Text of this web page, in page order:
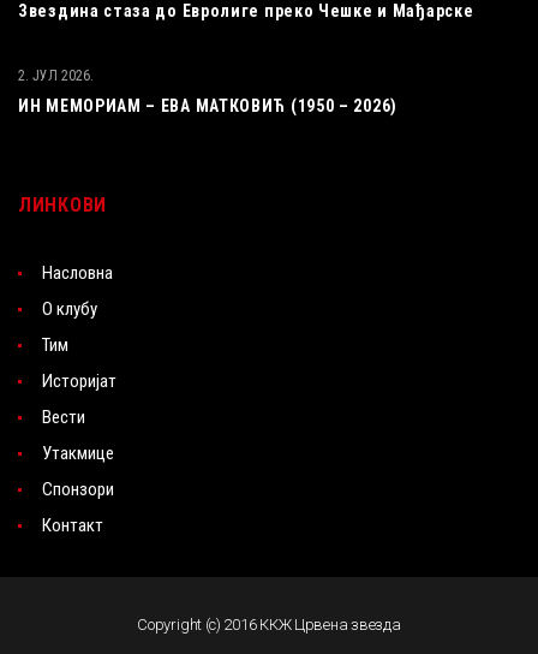
Звездина стаза до Евролиге преко Чешке и Мађарске
ИН МЕМОРИАМ – ЕВА МАТКОВИЋ (1950 – 2026)
2. ЈУЛ 2026.
ЛИНКОВИ
Насловна
О клубу
Тим
Историјат
Вести
Утакмице
Спонзори
Контакт
Copyright (c) 2016 ККЖ Црвена звезда